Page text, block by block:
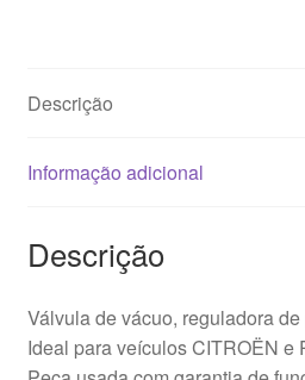
Descrição
Informação adicional
Descrição
Válvula de vácuo, reguladora
Ideal para veículos CITROËN e